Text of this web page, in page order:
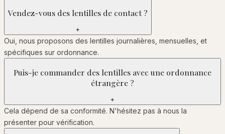
Vendez-vous des lentilles de contact ?
+
Oui, nous proposons des lentilles journalières, mensuelles, et
spécifiques sur ordonnance.
Puis-je commander des lentilles avec une ordonnance
étrangère ?
+
Cela dépend de sa conformité. N'hésitez pas à nous la
présenter pour vérification.